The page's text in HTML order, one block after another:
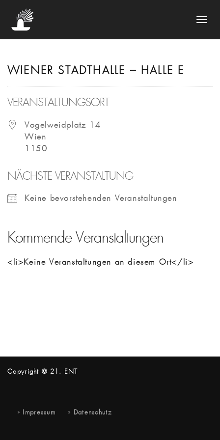
WIENER STADTHALLE – HALLE E
VERANSTALTUNGSORT
Vogelweidplatz 14
Wien
1150
NÄCHSTE VERANSTALTUNG
Keine bevorstehenden Veranstaltungen
Kommende Veranstaltungen
<li>Keine Veranstaltungen an diesem Ort</li>
Copyright © 21. ENT
Impressum Datenschutz